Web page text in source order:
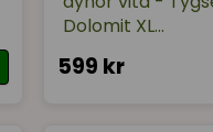
Dolomit XL...
599 kr